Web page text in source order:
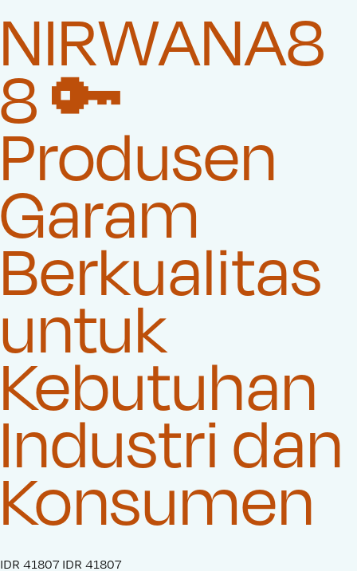
NIRWANA8
8 🔑
Produsen
Garam
Berkualitas
untuk
Kebutuhan
Industri dan
Konsumen
S
IDR 41807 O
IDR 41807